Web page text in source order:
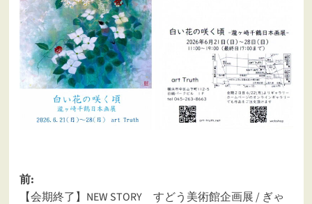
投
前:
【会期終了】NEW STORY すどう美術館企画展 / ぎゃ